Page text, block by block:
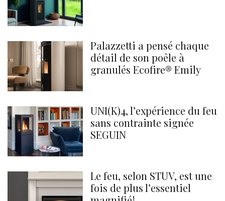
Palazzetti a pensé chaque
détail de son poêle à
granulés Ecofire® Emily
UNI(K)4, l’expérience du feu
sans contrainte signée
SEGUIN
Le feu, selon STÛV, est une
fois de plus l’essentiel